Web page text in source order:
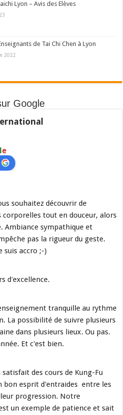
Lyon – Avis des Elèves
de Tai Chi Chen à Lyon
2022
Google
e
souhaitez découvrir de
corporelles tout en douceur, alors
Ambiance sympathique et
pas la rigueur du geste.
suis accro ;-)
d'excellence.
tranquille au rythme
La possibilité de suivre plusieurs
dans plusieurs lieux. Ou pas.
Et c'est bien.
satisfait des cours de Kung-Fu
bon esprit d'entraides  entre les
progression. Notre
un exemple de patience et sait